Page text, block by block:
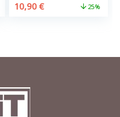
10,90 € 25%